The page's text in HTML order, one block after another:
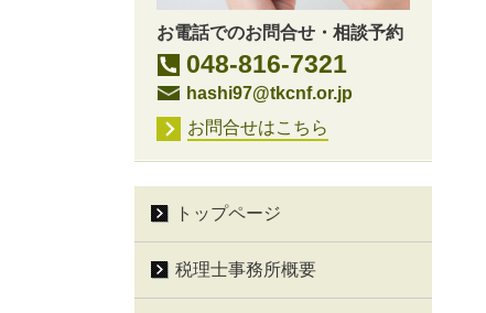
お電話でのお問合せ・相談予約
048-816-7321
hashi97@tkcnf.or.jp
お問合せはこちら
トップページ
税理士事務所概要